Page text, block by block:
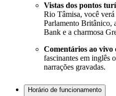
Vistas dos pontos
Rio Tâmisa, você
Parlamento Britânico,
Bank e a charmosa
Comentários ao vivo
fascinantes em inglês
narrações gravadas.
Horário de funcionamento